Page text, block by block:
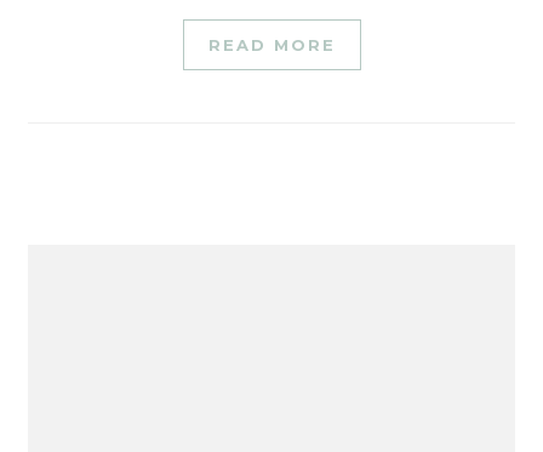
READ MORE